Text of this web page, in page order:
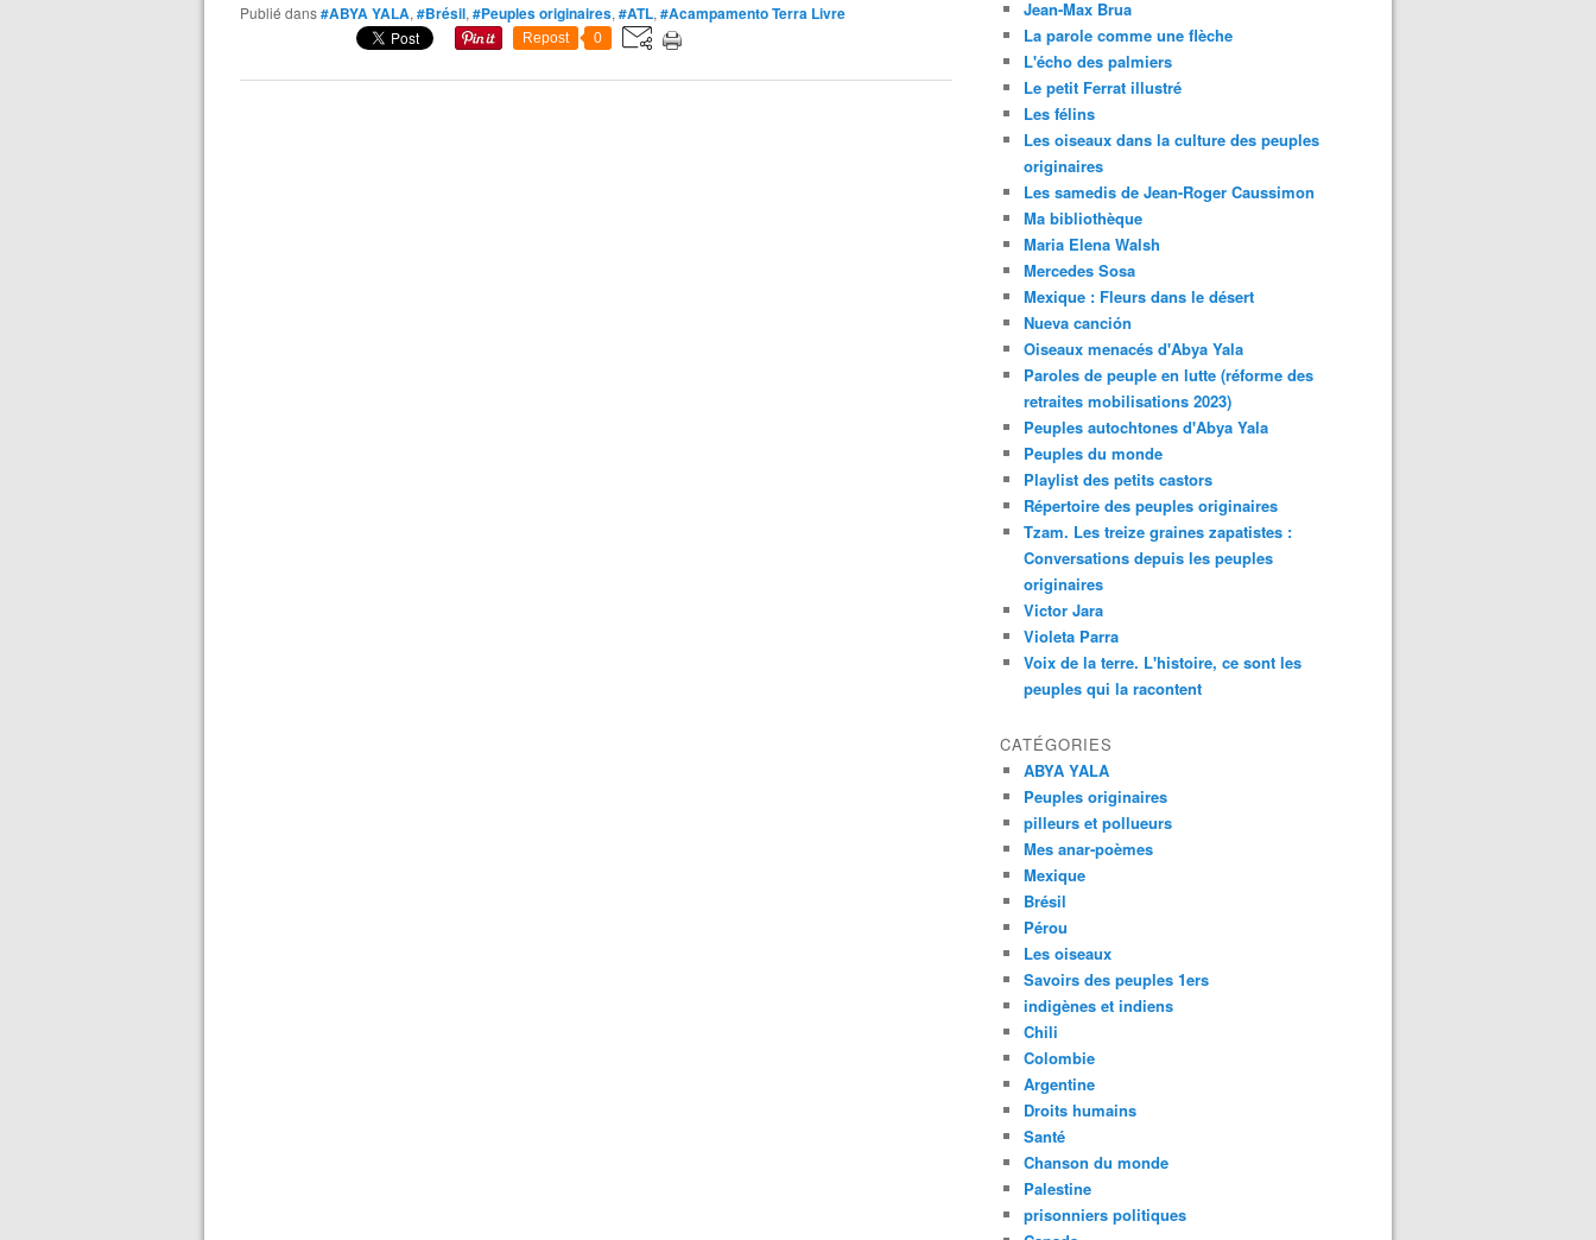
Publié dans#ABYA YALA, #Brésil, #Peuples originaires, #ATL, #Acampamento Terra Livre
Repost 0
Jean-Max Brua
La parole comme une flèche
L'écho des palmiers
Le petit Ferrat illustré
Les félins
Les oiseaux dans la culture des peuples
originaires
Les samedis de Jean-Roger Caussimon
Ma bibliothèque
Maria Elena Walsh
Mercedes Sosa
Mexique : Fleurs dans le désert
Nueva canción
Oiseaux menacés d'Abya Yala
Paroles de peuple en lutte (réforme des
retraites mobilisations 2023)
Peuples autochtones d'Abya Yala
Peuples du monde
Playlist des petits castors
Répertoire des peuples originaires
Tzam. Les treize graines zapatistes :
Conversations depuis les peuples
originaires
Victor Jara
Violeta Parra
Voix de la terre. L'histoire, ce sont les
peuples qui la racontent
CATÉGORIES
ABYA YALA
Peuples originaires
pilleurs et pollueurs
Mes anar-poèmes
Mexique
Brésil
Pérou
Les oiseaux
Savoirs des peuples 1ers
indigènes et indiens
Chili
Colombie
Argentine
Droits humains
Santé
Chanson du monde
Palestine
prisonniers politiques